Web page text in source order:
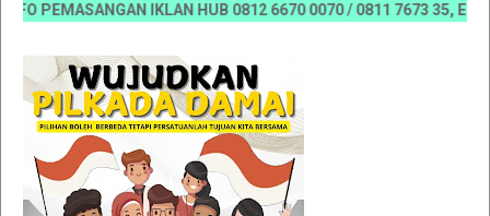
PEMASANGAN IKLAN HUB 0812 6670 0070 / 0811 7673 35,